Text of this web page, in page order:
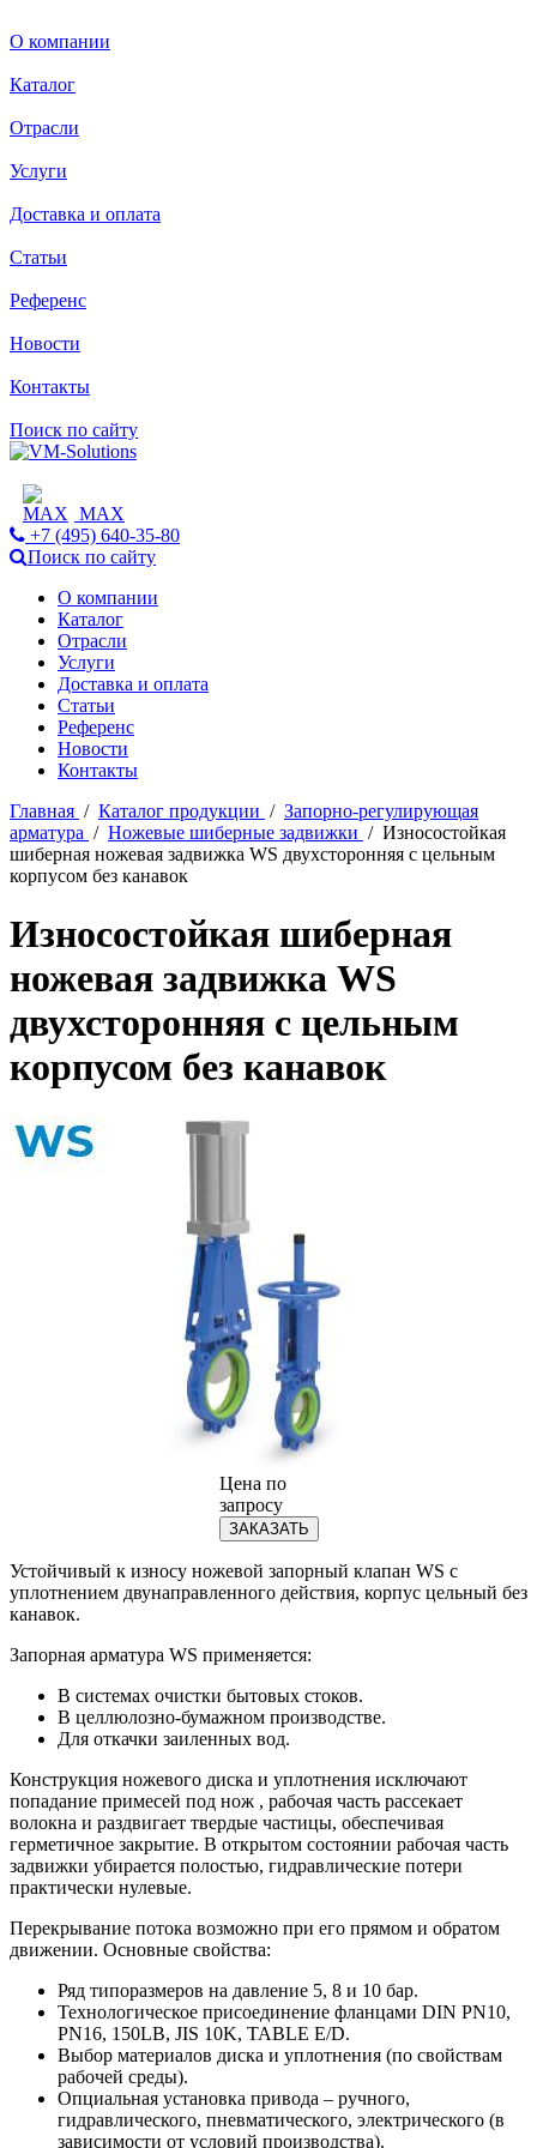
О компании
Каталог
Отрасли
Услуги
Доставка и оплата
Статьи
Референс
Новости
Контакты
Поиск по сайту
MAX
+7 (495) 640-35-80
Поиск по сайту
О компании
Каталог
Отрасли
Услуги
Доставка и оплата
Статьи
Референс
Новости
Контакты
Главная / Каталог продукции / Запорно-регулирующая
арматура / Ножевые шиберные задвижки / Износостойкая
шиберная ножевая задвижка WS двухсторонняя с цельным
корпусом без канавок
Износостойкая шиберная
ножевая задвижка WS
двухсторонняя с цельным
корпусом без канавок
Цена по
запросу
ЗАКАЗАТЬ
Устойчивый к износу ножевой запорный клапан WS с
уплотнением двунаправленного действия, корпус цельный без
канавок.
Запорная арматура WS применяется:
В системах очистки бытовых стоков.
В целлюлозно-бумажном производстве.
Для откачки заиленных вод.
Конструкция ножевого диска и уплотнения исключают
попадание примесей под нож , рабочая часть рассекает
волокна и раздвигает твердые частицы, обеспечивая
герметичное закрытие. В открытом состоянии рабочая часть
задвижки убирается полостью, гидравлические потери
практически нулевые.
Перекрывание потока возможно при его прямом и обратом
движении. Основные свойства:
Ряд типоразмеров на давление 5, 8 и 10 бар.
Технологическое присоединение фланцами DIN PN10,
PN16, 150LB, JIS 10K, TABLE E/D.
Выбор материалов диска и уплотнения (по свойствам
рабочей среды).
Опциальная установка привода – ручного,
гидравлического, пневматического, электрического (в
зависимости от условий производства).